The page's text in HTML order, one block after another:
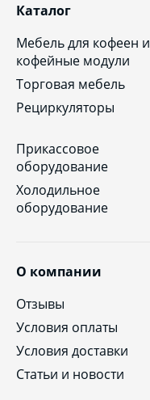
Каталог
Мебель для кофеен и
кофейные модули
Торговая мебель
Рециркуляторы
Прикассовое
оборудование
Холодильное
оборудование
О компании
Отзывы
Условия оплаты
Условия доставки
Статьи и новости